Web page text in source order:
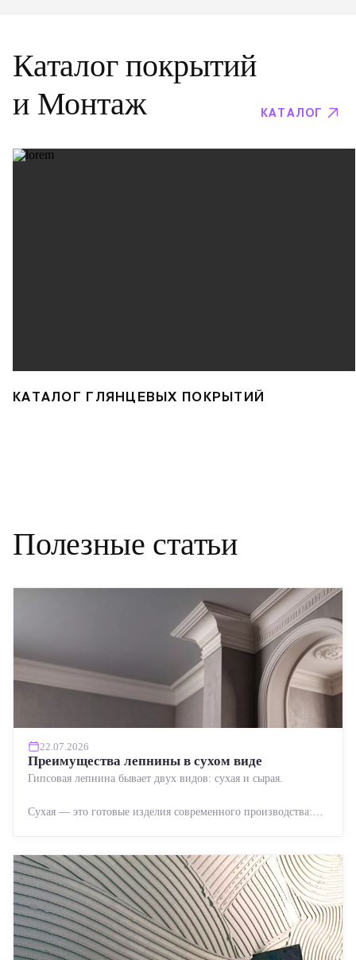
Каталог покрытий
и Монтаж
КАТАЛОГ
КАТАЛОГ ГЛЯНЦЕВЫХ ПОКРЫТИЙ
Полезные статьи
22.07.2026
Преимущества лепнины в сухом виде
Гипсовая лепнина бывает двух видов: сухая и сырая.
Сухая — это готовые изделия современного производства: